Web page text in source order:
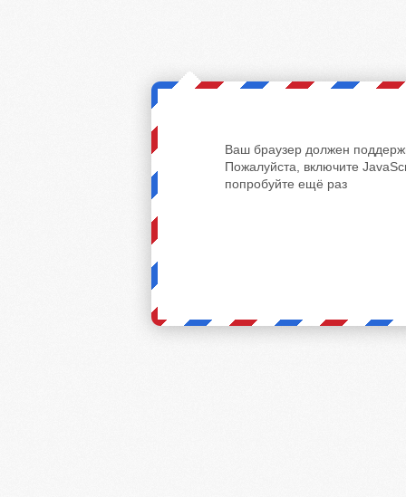
Ваш браузер должен
Пожалуйста, включите
попробуйте ещё раз